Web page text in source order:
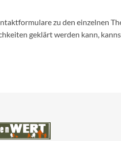
zu den einzelnen
geklärt werden kann,